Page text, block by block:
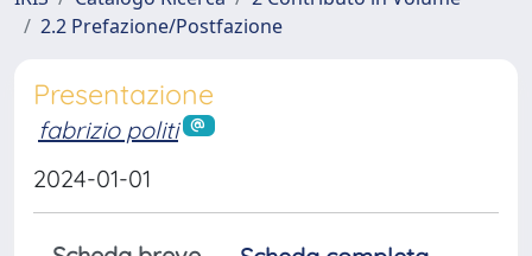
2.2 Prefazione/Postfazione
Presentazione
fabrizio politi
2024-01-01